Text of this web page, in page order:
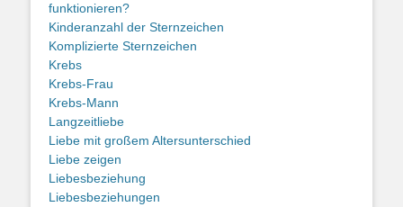
funktionieren?
Kinderanzahl der Sternzeichen
Komplizierte Sternzeichen
Krebs
Krebs-Frau
Krebs-Mann
Langzeitliebe
Liebe mit großem Altersunterschied
Liebe zeigen
Liebesbeziehung
Liebesbeziehungen